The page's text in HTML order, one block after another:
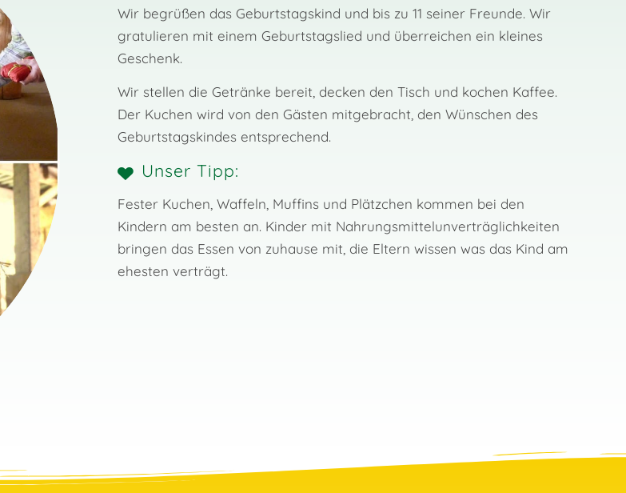
Wir begrüßen das Geburtstagskind und bis zu 11 seiner Freunde. Wir
gratulieren mit einem Geburtstagslied und überreichen ein kleines
Geschenk.
Wir stellen die Getränke bereit, decken den Tisch und kochen Kaffee.
Der Kuchen wird von den Gästen mitgebracht, den Wünschen des
Geburtstagskindes entsprechend.
Unser Tipp:
Fester Kuchen, Waffeln, Muffins und Plätzchen kommen bei den
Kindern am besten an. Kinder mit Nahrungs­m­ittelunverträglichkeiten
bringen das Essen von zuhause mit, die Eltern wissen was das Kind am
ehesten verträgt.